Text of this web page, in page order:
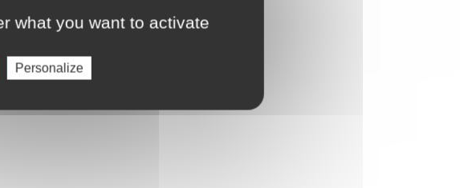
what you want to activate
Personalize